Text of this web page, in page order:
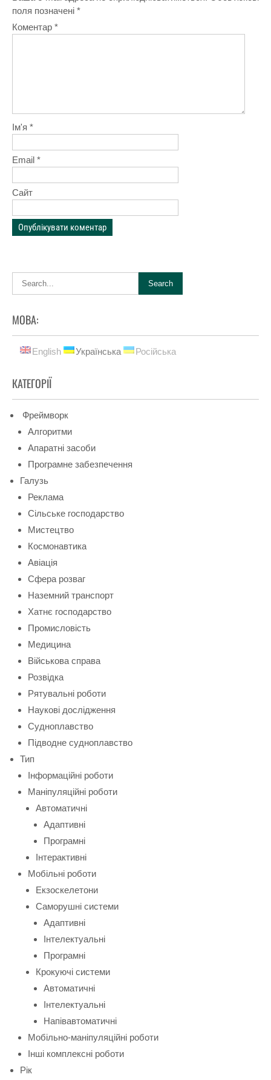
поля позначені *
Коментар *
Ім'я *
Email *
Сайт
МОВА:
English Українська Російська
КАТЕГОРІЇ
Фреймворк
Алгоритми
Апаратні засоби
Програмне забезпечення
Галузь
Реклама
Сільське господарство
Мистецтво
Космонавтика
Авіація
Сфера розваг
Наземний транспорт
Хатнє господарство
Промисловість
Медицина
Військова справа
Розвідка
Рятувальні роботи
Наукові дослідження
Судноплавство
Підводне судноплавство
Тип
Інформаційні роботи
Маніпуляційні роботи
Автоматичні
Адаптивні
Програмні
Інтерактивні
Мобільні роботи
Екзоскелетони
Саморушні системи
Адаптивні
Інтелектуальні
Програмні
Крокуючі системи
Автоматичні
Інтелектуальні
Напівавтоматичні
Мобільно-маніпуляційні роботи
Інші комплексні роботи
Рік